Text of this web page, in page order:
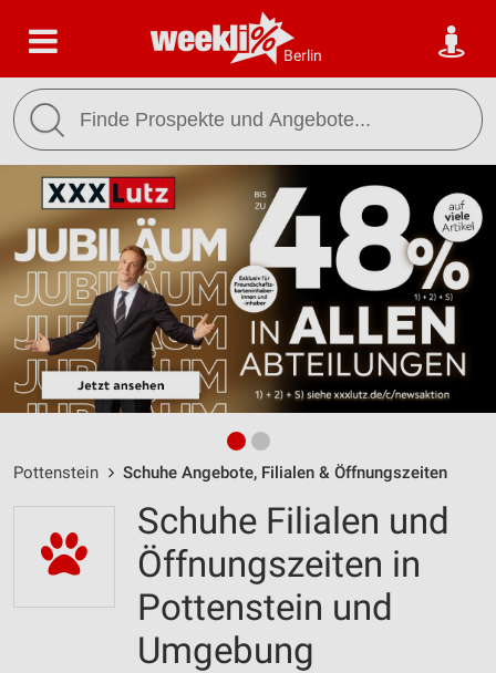
Berlin
Pottenstein Schuhe Angebote, Filialen & Öffnungszeiten
Schuhe Filialen und
Öffnungszeiten in
Pottenstein und
Umgebung